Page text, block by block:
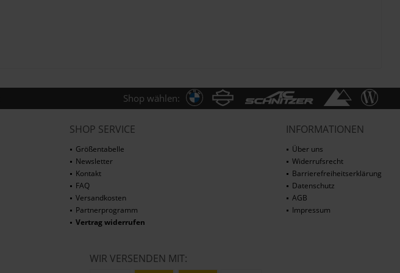
Shop wählen:
SHOP SERVICE
Größentabelle
Newsletter
Kontakt
FAQ
Versandkosten
Partnerprogramm
Vertrag widerrufen
INFORMATIONEN
Über uns
Widerrufsrecht
Barrierefreiheitserklärung
Datenschutz
AGB
Impressum
WIR VERSENDEN MIT: